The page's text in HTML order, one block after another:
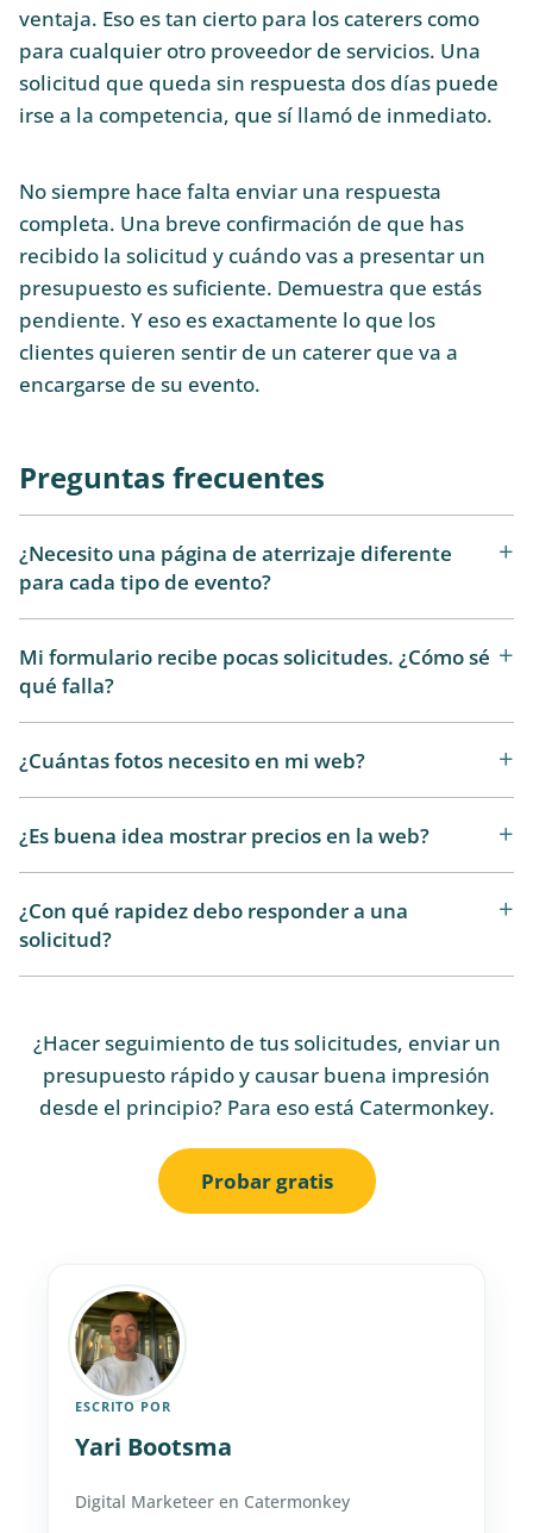
ventaja. Eso es tan cierto para los caterers como
para cualquier otro proveedor de servicios. Una
solicitud que queda sin respuesta dos días puede
irse a la competencia, que sí llamó de inmediato.
No siempre hace falta enviar una respuesta
completa. Una breve confirmación de que has
recibido la solicitud y cuándo vas a presentar un
presupuesto es suficiente. Demuestra que estás
pendiente. Y eso es exactamente lo que los
clientes quieren sentir de un caterer que va a
encargarse de su evento.
Preguntas frecuentes
¿Necesito una página de aterrizaje diferente
para cada tipo de evento?
Mi formulario recibe pocas solicitudes. ¿Cómo sé
qué falla?
¿Cuántas fotos necesito en mi web?
¿Es buena idea mostrar precios en la web?
¿Con qué rapidez debo responder a una
solicitud?
¿Hacer seguimiento de tus solicitudes, enviar un
presupuesto rápido y causar buena impresión
desde el principio? Para eso está Catermonkey.
Probar gratis
ESCRITO POR
Yari Bootsma
Digital Marketeer en Catermonkey